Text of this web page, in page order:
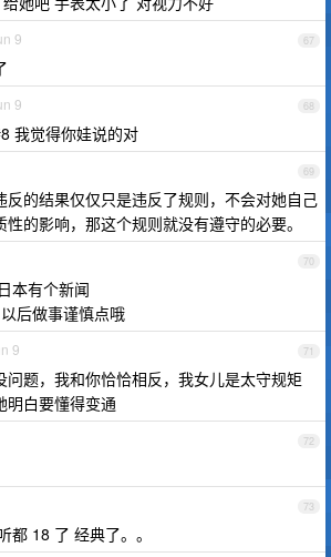
67
9
68
9
我觉得你娃说的对
69
反的结果仅仅只是违反了规则，不会对她自己
的影响，那这个规则就没有遵守的必要。
70
本有个新闻
后做事谨慎点哦
71
9
问题，我和你恰恰相反，我女儿是太守规矩
明白要懂得变通
72
73
都 18 了 经典了。。